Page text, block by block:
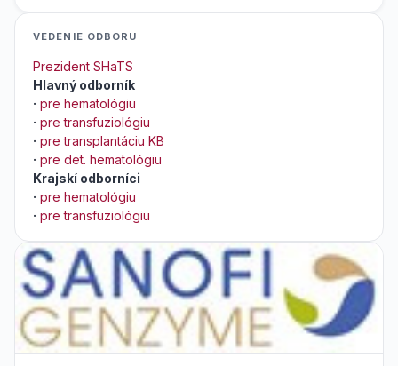
VEDENIE ODBORU
Prezident SHaTS
Hlavný odborník
· pre hematológiu
· pre transfuziológiu
· pre transplantáciu KB
· pre det. hematológiu
Krajskí odborníci
· pre hematológiu
· pre transfuziológiu